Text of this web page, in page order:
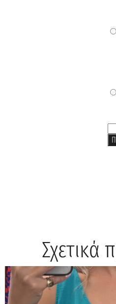
Σχετικά